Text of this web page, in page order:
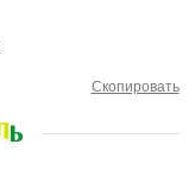
Скопировать